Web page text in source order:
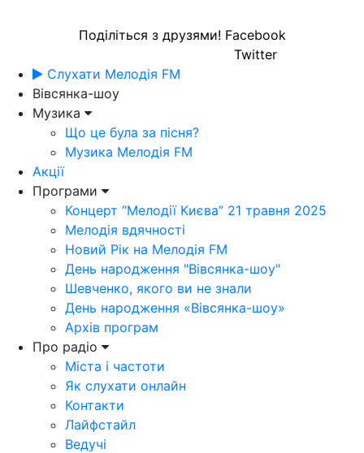
Поділіться з друзями! Facebook
Twitter
Слухати Мелодія FM
Вівсянка-шоу
Музика
Що це була за пісня?
Музика Мелодія FM
Акції
Програми
Концерт “Мелодії Києва” 21 травня 2025
Мелодія вдячності
Новий Рік на Мелодія FM
День народження "Вівсянка-шоу"
Шевченко, якого ви не знали
День народження «Вівсянка-шоу»
Архів програм
Про радіо
Міста і частоти
Як слухати онлайн
Контакти
Лайфстайл
Ведучі